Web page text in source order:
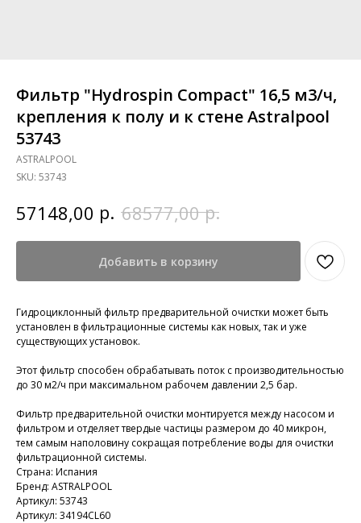
Фильтр "Hydrospin Compact" 16,5 м3/ч,
крепления к полу и к стене Astralpool
53743
ASTRALPOOL
SKU: 53743
57148,00 р. 68577,00 р.
Добавить в корзину
Гидроциклонный фильтр предварительной очистки может быть
установлен в фильтрационные системы как новых, так и уже
существующих установок.
Этот фильтр способен обрабатывать поток с производительностью
до 30 м2/ч при максимальном рабочем давлении 2,5 бар.
Фильтр предварительной очистки монтируется между насосом и
фильтром и отделяет твердые частицы размером до 40 микрон,
тем самым наполовину сокращая потребление воды для очистки
фильтрационной системы.
Страна: Испания
Бренд: ASTRALPOOL
Артикул: 53743
Артикул: 34194CL60